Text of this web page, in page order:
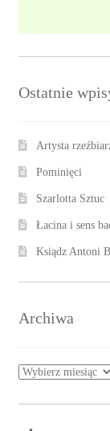
Ostatnie
Artysta
Pominięci
Szarlotta Sztuc
Łacina i sens
Ksiądz Antoni
Archiwa
Archiwa